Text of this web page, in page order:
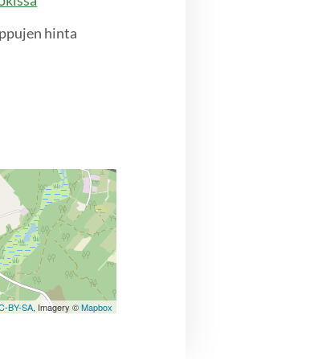
hinta
BY-SA, Imagery ©Mapbox